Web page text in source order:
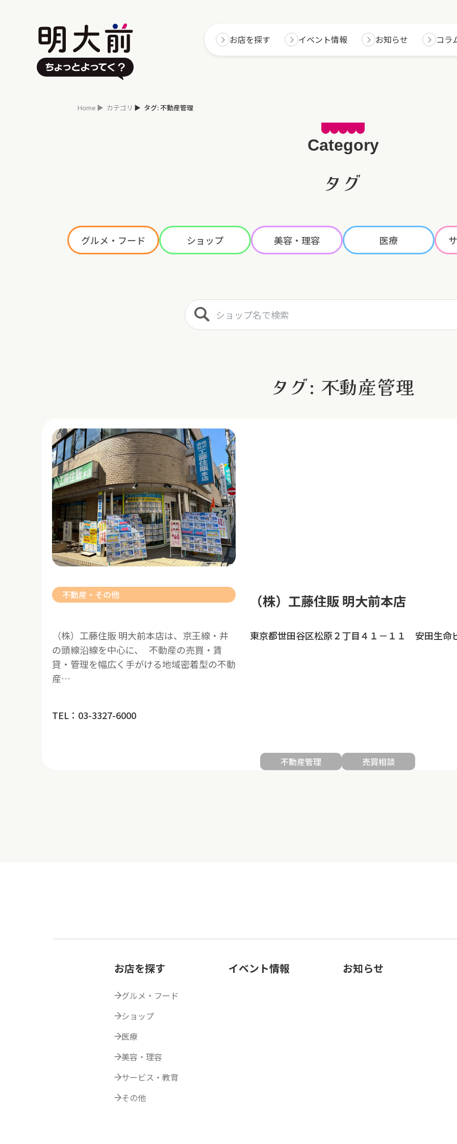
お店を探す イベント情報 お知らせ コラ
Home カテゴリ タグ: 不動産管理
タグ
グルメ・フード ショップ 美容・理容 医療
ショップ名で検索
タグ: 不動産管理
不動産・その他 （株）工藤住販 明大前本店
（株）工藤住販 明大前本店は、京王線・井
の頭線沿線を中心に、 不動産の売買・賃
貸・管理を幅広く手がける地域密着型の不動
産…
東京都世田谷区松原２丁目４１－１１ 安田生命
TEL：03-3327-6000
不動産管理 売買相談
お店を探す
グルメ・フード
ショップ
医療
美容・理容
サービス・教育
その他
イベント情報 お知らせ